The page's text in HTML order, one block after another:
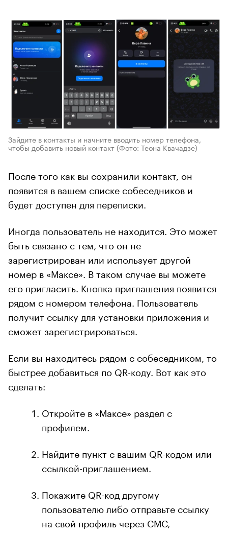
Зайдите в контакты и начните вводить номер телефона,
чтобы добавить новый контакт (Фото: Теона Квачадзе)
После того как вы сохранили контакт, он
появится в вашем списке собеседников и
будет доступен для переписки.
Иногда пользователь не находится. Это может
быть связано с тем, что он не
зарегистрирован или использует другой
номер в «Максе». В таком случае вы можете
его пригласить. Кнопка приглашения появится
рядом с номером телефона. Пользователь
получит ссылку для установки приложения и
сможет зарегистрироваться.
Если вы находитесь рядом с собеседником, то
быстрее добавиться по QR-коду. Вот как это
сделать:
Откройте в «Максе» раздел с
профилем.
Найдите пункт с вашим QR-кодом или
ссылкой-приглашением.
Покажите QR-код другому
пользователю либо отправьте ссылку
на свой профиль через СМС,